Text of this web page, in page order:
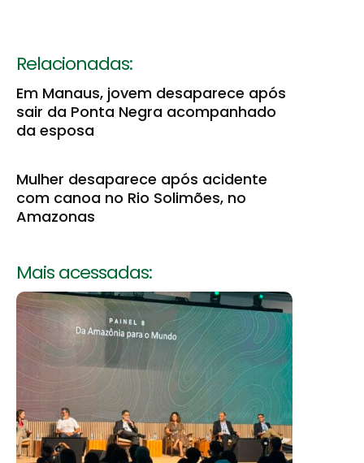
Relacionadas:
Em Manaus, jovem desaparece após
sair da Ponta Negra acompanhado
da esposa
Mulher desaparece após acidente
com canoa no Rio Solimões, no
Amazonas
Mais acessadas: